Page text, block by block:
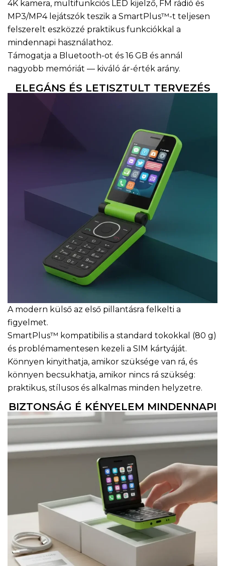
4K kamera, multifunkciós LED kijelző, FM rádió és
MP3/MP4 lejátszók teszik a SmartPlus™-t teljesen
felszerelt eszközzé praktikus funkciókkal a
mindennapi használathoz.
Támogatja a Bluetooth-ot és 16 GB és annál
nagyobb memóriát — kiváló ár-érték arány.
ELEGÁNS ÉS LETISZTULT TERVEZÉS
A modern külső az első pillantásra felkelti a
figyelmet.
SmartPlus™ kompatibilis a standard tokokkal (80 g)
és problémamentesen kezeli a SIM kártyáját.
Könnyen kinyithatja, amikor szüksége van rá, és
könnyen becsukhatja, amikor nincs rá szükség:
praktikus, stílusos és alkalmas minden helyzetre.
BIZTONSÁG É KÉNYELEM MINDENNAPI